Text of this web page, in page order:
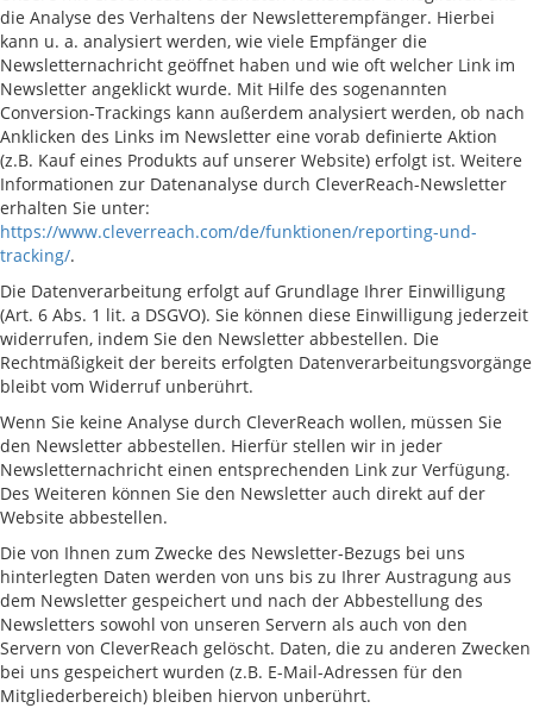
die Analyse des Verhaltens der Newsletterempfänger. Hierbei
kann u. a. analysiert werden, wie viele Empfänger die
Newsletternachricht geöffnet haben und wie oft welcher Link im
Newsletter angeklickt wurde. Mit Hilfe des sogenannten
Conversion-Trackings kann außerdem analysiert werden, ob nach
Anklicken des Links im Newsletter eine vorab definierte Aktion
(z.B. Kauf eines Produkts auf unserer Website) erfolgt ist. Weitere
Informationen zur Datenanalyse durch CleverReach-Newsletter
erhalten Sie unter:
https://www.cleverreach.com/de/funktionen/reporting-und-
tracking/.
Die Datenverarbeitung erfolgt auf Grundlage Ihrer Einwilligung
(Art. 6 Abs. 1 lit. a DSGVO). Sie können diese Einwilligung jederzeit
widerrufen, indem Sie den Newsletter abbestellen. Die
Rechtmäßigkeit der bereits erfolgten Datenverarbeitungsvorgänge
bleibt vom Widerruf unberührt.
Wenn Sie keine Analyse durch CleverReach wollen, müssen Sie
den Newsletter abbestellen. Hierfür stellen wir in jeder
Newsletternachricht einen entsprechenden Link zur Verfügung.
Des Weiteren können Sie den Newsletter auch direkt auf der
Website abbestellen.
Die von Ihnen zum Zwecke des Newsletter-Bezugs bei uns
hinterlegten Daten werden von uns bis zu Ihrer Austragung aus
dem Newsletter gespeichert und nach der Abbestellung des
Newsletters sowohl von unseren Servern als auch von den
Servern von CleverReach gelöscht. Daten, die zu anderen Zwecken
bei uns gespeichert wurden (z.B. E-Mail-Adressen für den
Mitgliederbereich) bleiben hiervon unberührt.